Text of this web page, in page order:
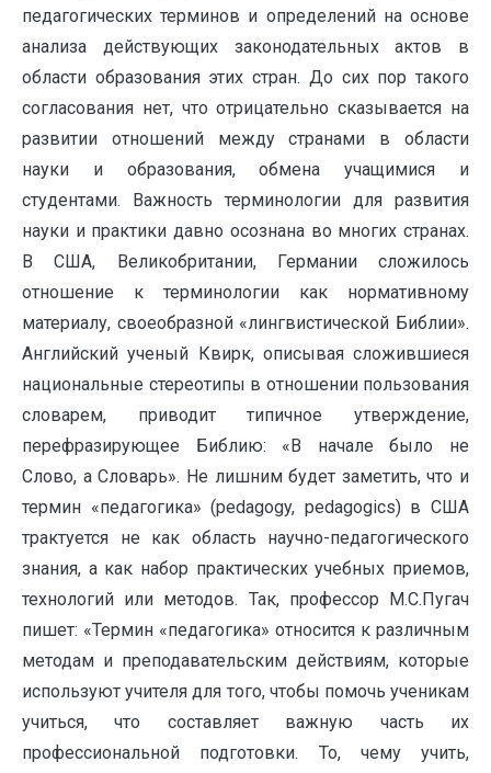
педагогических терминов и определений на основе
анализа действующих законодательных актов в
области образования этих стран. До сих пор такого
согласования нет, что отрицательно сказывается на
развитии отношений между странами в области
науки и образования, обмена учащимися и
студентами. Важность терминологии для развития
науки и практики давно осознана во многих странах.
В США, Великобритании, Германии сложилось
отношение к терминологии как нормативному
материалу, своеобразной «лингвистической Библии».
Английский ученый Квирк, описывая сложившиеся
национальные стереотипы в отношении пользования
словарем, приводит типичное утверждение,
перефразирующее Библию: «В начале было не
Слово, а Словарь». Не лишним будет заметить, что и
термин «педагогика» (pedagogy, pedagogics) в США
трактуется не как область научно-педагогического
знания, а как набор практических учебных приемов,
технологий или методов. Так, профессор М.С.Пугач
пишет: «Термин «педагогика» относится к различным
методам и преподавательским действиям, которые
используют учителя для того, чтобы помочь ученикам
учиться, что составляет важную часть их
профессиональной подготовки. То, чему учить,